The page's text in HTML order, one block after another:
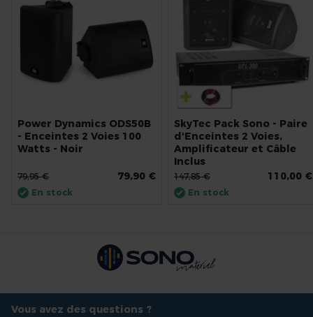
Power Dynamics ODS50B
- Enceintes 2 Voies 100
Watts - Noir
79,90 €
79,95 €
En stock
SkyTec Pack Sono - Paire
d'Enceintes 2 Voies,
Amplificateur et Câble
Inclus
110,00 €
147,85 €
En stock
Vous avez des questions ?